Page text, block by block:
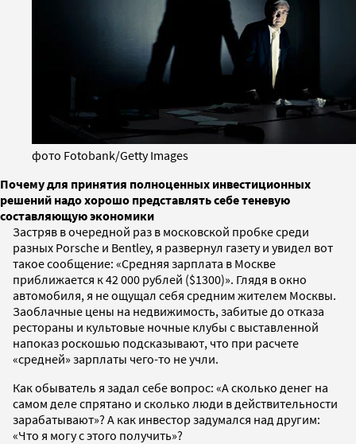
фото Fotobank/Getty Images
Почему для принятия полноценных инвестиционных
решений надо хорошо представлять себе теневую
составляющую экономики
Застряв в очередной раз в московской пробке среди
разных Porsche и Bentley, я развернул газету и увидел вот
такое сообщение: «Средняя зарплата в Москве
приближается к 42 000 рублей ($1300)». Глядя в окно
автомобиля, я не ощущал себя средним жителем Москвы.
Заоблачные цены на недвижимость, забитые до отказа
рестораны и культовые ночные клубы с выставленной
напоказ роскошью подсказывают, что при расчете
«средней» зарплаты чего-то не учли.
Как обыватель я задал себе вопрос: «А сколько денег на
самом деле спрятано и сколько люди в действительности
зарабатывают»? А как инвестор задумался над другим:
«Что я могу с этого получить»?